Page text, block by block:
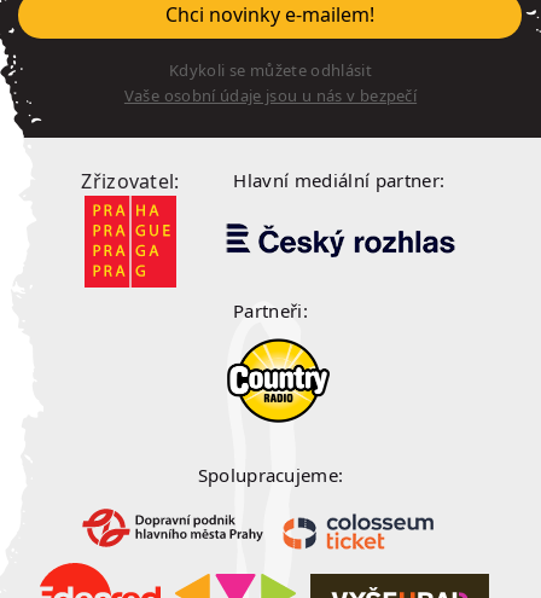
Chci novinky e-mailem!
Kdykoli se můžete odhlásit
Vaše osobní údaje jsou u nás v bezpečí
Zřizovatel: Hlavní mediální partner:
Partneři:
Spolupracujeme: